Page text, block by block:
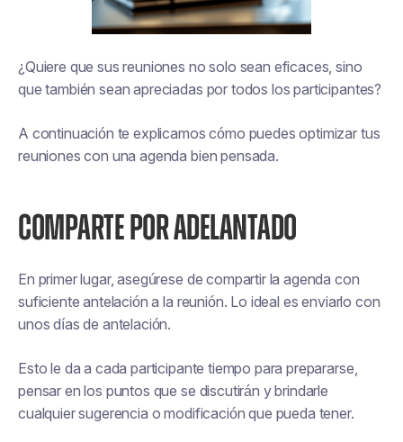
¿Quiere que sus reuniones no solo sean eficaces, sino
que también sean apreciadas por todos los participantes?
A continuación te explicamos cómo puedes optimizar tus
reuniones con una agenda bien pensada.
COMPARTE POR ADELANTADO
En primer lugar, asegúrese de compartir la agenda con
suficiente antelación a la reunión. Lo ideal es enviarlo con
unos días de antelación.
Esto le da a cada participante tiempo para prepararse,
pensar en los puntos que se discutirán y brindarle
cualquier sugerencia o modificación que pueda tener.